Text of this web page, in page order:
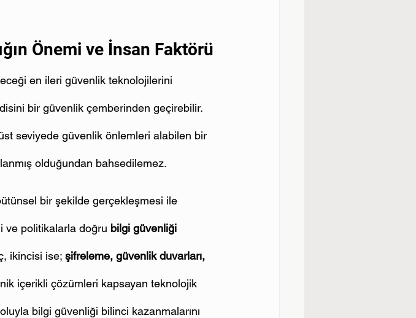
Önemi ve İnsan Faktörü
en ileri güvenlik teknolojilerini
bir güvenlik çemberinden geçirebilir.
seviyede güvenlik önlemleri alabilen bir
olduğundan bahsedilemez.
bir şekilde gerçekleşmesi ile
ve politikalarla doğru bilgi güvenliği
ikincisi ise; şifreleme, güvenlik duvarları,
içerikli çözümleri kapsayan teknolojik
bilgi güvenliği bilinci kazanmalarını